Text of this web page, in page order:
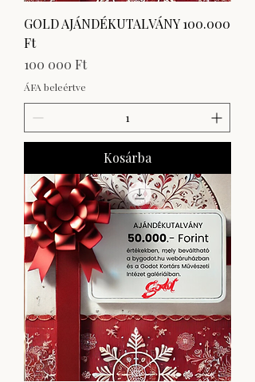
GOLD AJÁNDÉKUTALVÁNY 100.000
Ft
Ár
100 000 Ft
ÁFA beleértve
Kosárba